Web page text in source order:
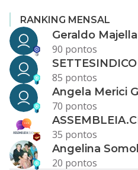
RANKING MENSAL
90 pontos
85 pontos
70 pontos
35 pontos
20 pontos